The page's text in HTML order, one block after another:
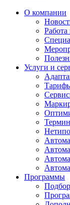
О компании
Услуги и
Программы